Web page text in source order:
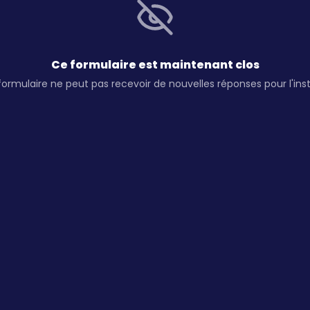
Ce formulaire est maintenant clos
ne peut pas recevoir de nouvelles réponses pour